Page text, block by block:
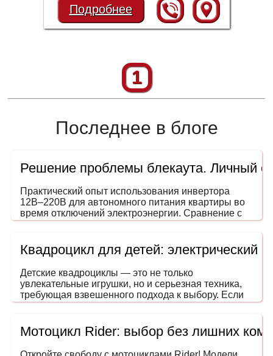
Подробнее
1
Последнее в блоге
Решение проблемы блекаута. Личный
Практический опыт использования инвертора
12В–220В для автономного питания квартиры во
время отключений электроэнергии. Сравнение с
генераторами, ИБП и power station. На что
формы сигнала.
Квадроцикл для детей: электрический
Детские квадроциклы — это не только
увлекательные игрушки, но и серьезная техника,
требующая взвешенного подхода к выбору. Если
вы задумались, как выбрать квадроцикл для
безопасной, разумной и в пределах вашего
бюджета. Ведь речь идет не просто о развлечении
— речь о безопасном транспорте, развивающем
Мотоцикл Rider: выбор без лишних